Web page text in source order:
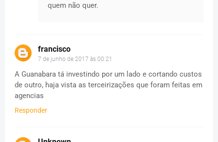
quem não quer.
francisco
7 de junho de 2017 às 00:21
A Guanabara tá investindo por um lado e cortando custos
de outro, haja vista as terceirizações que foram feitas em
agencias
Responder